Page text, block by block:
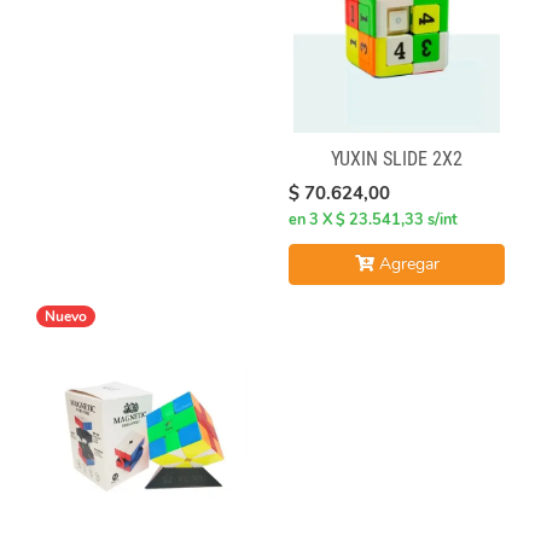
YUXIN SLIDE 2X2
$ 70.624,00
en 3 X $ 23.541,33 s/int
Agregar
Nuevo